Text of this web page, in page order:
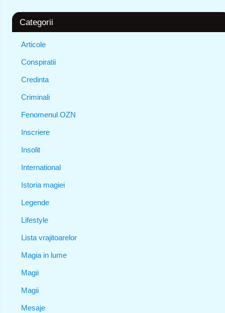
Categorii
Articole
Conspiratii
Credinta
Criminali
Fenomenul OZN
Inscriere
Insolit
International
Istoria magiei
Legende
Lifestyle
Lista vrajitoarelor
Magia in lume
Magii
Magii
Mesaje